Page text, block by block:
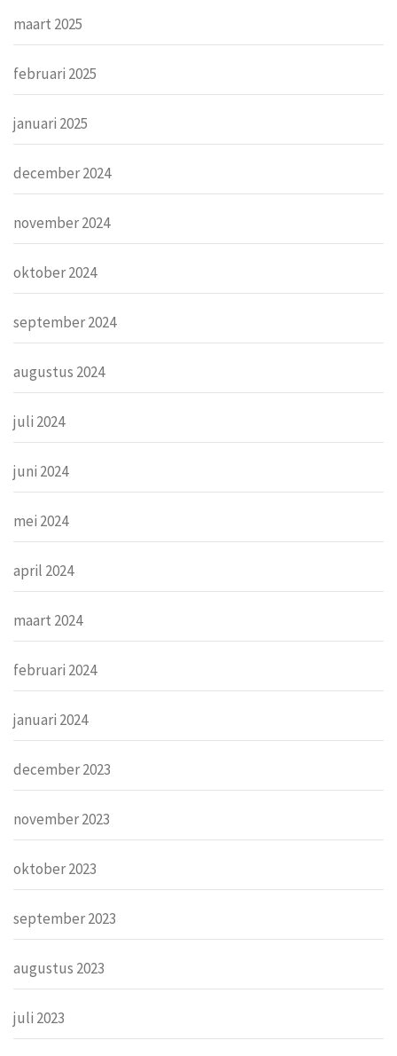
maart 2025
februari 2025
januari 2025
december 2024
november 2024
oktober 2024
september 2024
augustus 2024
juli 2024
juni 2024
mei 2024
april 2024
maart 2024
februari 2024
januari 2024
december 2023
november 2023
oktober 2023
september 2023
augustus 2023
juli 2023